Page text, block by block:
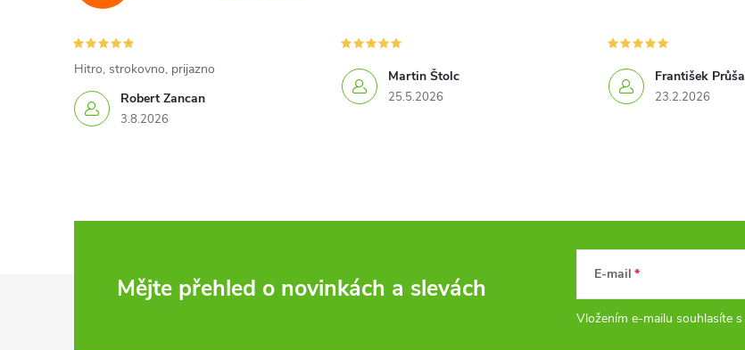
Robert Zancan
3.8.2026
Hitro, strokovno, prijazno Martin Štolc
25.5.2026
František Průša
23.2.2026
Mějte přehled o novinkách a slevách E-mail
Vložením e-mailu souhlasíte s